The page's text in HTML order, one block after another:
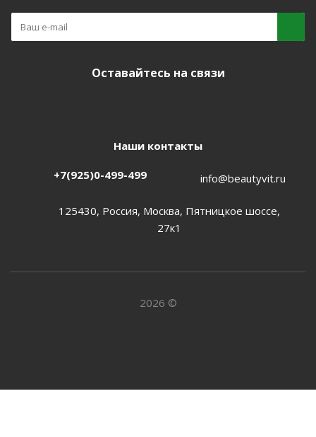
Оставайтесь на связи
Наши контакты
+7(925)0-499-499 info@beautyvit.ru
125430, Россия, Москва, Пятницкое шоссе,
27к1
2026 ©